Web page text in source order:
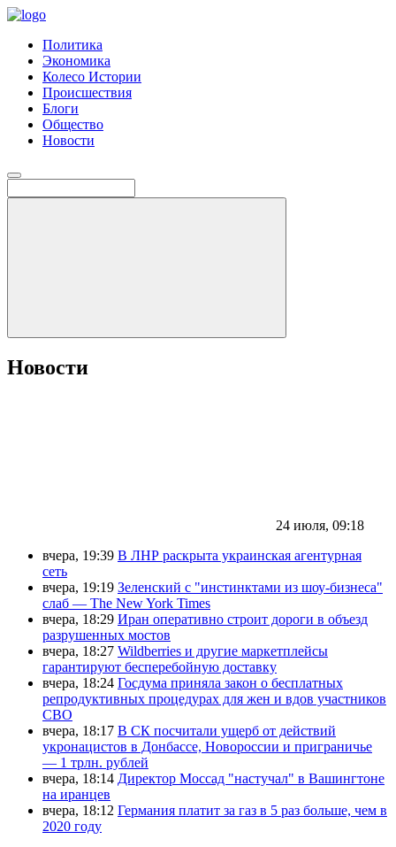
Политика
Экономика
Колесо Истории
Происшествия
Блоги
Общество
Новости
Новости
24 июля, 09:18
вчера, 19:39 В ЛНР раскрыта украинская агентурная
сеть
вчера, 19:19 Зеленский с "инстинктами из шоу-бизнеса"
слаб — The New York Times
вчера, 18:29 Иран оперативно строит дороги в объезд
разрушенных мостов
вчера, 18:27 Wildberries и другие маркетплейсы
гарантируют бесперебойную доставку
вчера, 18:24 Госдума приняла закон о бесплатных
репродуктивных процедурах для жен и вдов участников
СВО
вчера, 18:17 В СК посчитали ущерб от действий
укронацистов в Донбассе, Новороссии и приграничье
— 1 трлн. рублей
вчера, 18:14 Директор Моссад "настучал" в Вашингтоне
на иранцев
вчера, 18:12 Германия платит за газ в 5 раз больше, чем в
2020 году